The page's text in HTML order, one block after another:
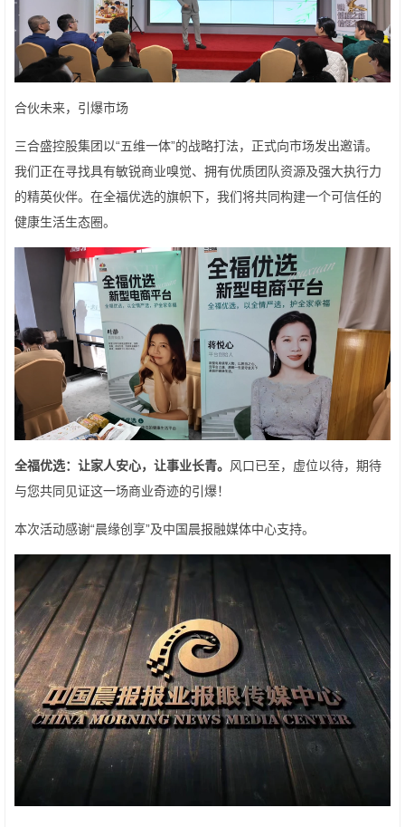
合伙未来，引爆市场
三合盛控股集团以“五维一体”的战略打法，正式向市场发出邀请。
我们正在寻找具有敏锐商业嗅觉、拥有优质团队资源及强大执行力
的精英伙伴。在全福优选的旗帜下，我们将共同构建一个可信任的
健康生活生态圈。
全福优选：让家人安心，让事业长青。 风口已至，虚位以待，期待
与您共同见证这一场商业奇迹的引爆！
本次活动感谢“晨缘创享”及中国晨报融媒体中心支持。